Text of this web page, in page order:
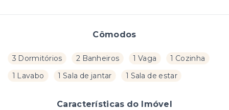
Cômodos
3 Dormitórios 2 Banheiros 1 Vaga
1 Cozinha
1 Lavabo
1 Sala de jantar 1 Sala de estar
Características do Imóvel